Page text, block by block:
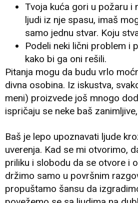
Tvoja kuća gori u požaru i
ljudi iz nje spasu, imaš
samo jednu stvar. Koju
Podeli neki lični problem i
kako bi ga oni rešili.
Pitanja mogu da budu vrlo
divna osobina. Iz iskustva,
meni) proizvede još mnogo
ispričaju se neke baš
Baš je lepo upoznavati ljude
uverenja. Kad se mi otvorimo,
priliku i slobodu da se otvore i
držimo samo u površnim
propuštamo šansu da